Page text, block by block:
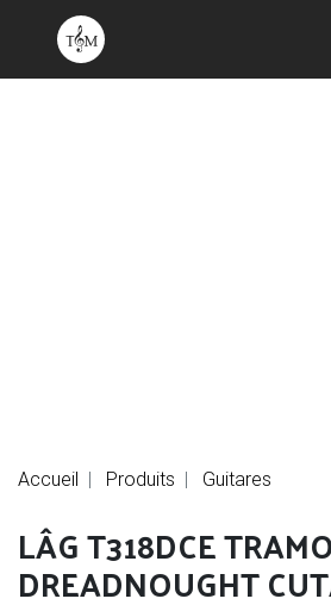
Accueil Produits Guitares
LÂG T318DCE
DREADNOUGHT